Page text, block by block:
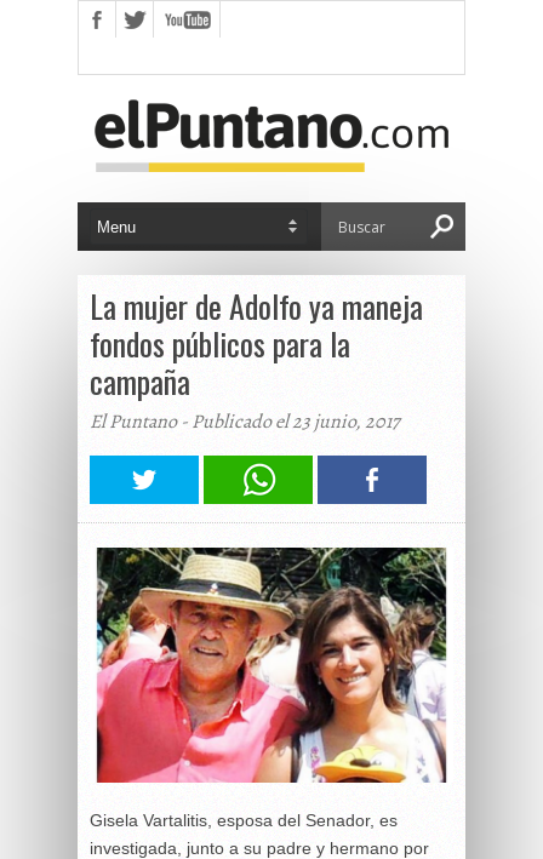
La mujer de Adolfo ya maneja
fondos públicos para la
campaña
El Puntano - Publicado el 23 junio, 2017
Gisela Vartalitis, esposa del Senador, es
investigada, junto a su padre y hermano por